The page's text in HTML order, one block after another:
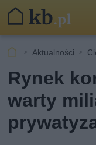
Aktualności
Rynek
warty